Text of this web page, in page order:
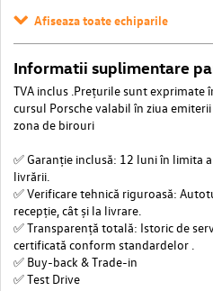
Afiseaza toate echiparile
Informatii suplimentare
TVA inclus .Prețurile sunt exprimate
cursul Porsche valabil în ziua
zona de birouri
✅ Garanție inclusă: 12 luni în limita
livrării.
✅ Verificare tehnică riguroasă:
recepție, cât și la livrare.
✅ Transparență totală: Istoric de
certificată conform standardelor .
✅ Buy-back & Trade-in
✅ Test Drive